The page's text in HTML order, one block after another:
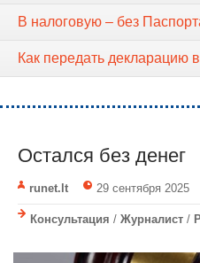
В налоговую – без
Как передать декларацию
Остался без денег
runet.lt 29 сентября 2025
Консультация / Журналист /